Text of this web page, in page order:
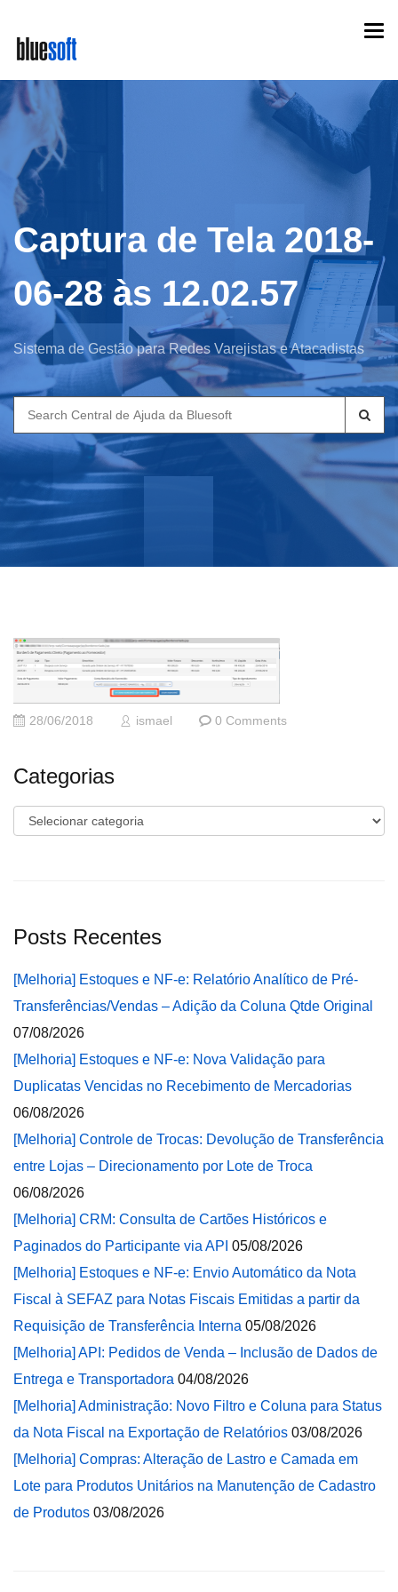
main
content
Captura de Tela 2018-
06-28 às 12.02.57
Sistema de Gestão para Redes Varejistas e Atacadistas
Search
for:
28/06/2018 ismael 0 Comments
Categorias
Categorias
Posts Recentes
[Melhoria] Estoques e NF-e: Relatório Analítico de Pré-
Transferências/Vendas – Adição da Coluna Qtde Original
07/08/2026
[Melhoria] Estoques e NF-e: Nova Validação para
Duplicatas Vencidas no Recebimento de Mercadorias
06/08/2026
[Melhoria] Controle de Trocas: Devolução de Transferência
entre Lojas – Direcionamento por Lote de Troca
06/08/2026
[Melhoria] CRM: Consulta de Cartões Históricos e
Paginados do Participante via API 05/08/2026
[Melhoria] Estoques e NF-e: Envio Automático da Nota
Fiscal à SEFAZ para Notas Fiscais Emitidas a partir da
Requisição de Transferência Interna 05/08/2026
[Melhoria] API: Pedidos de Venda – Inclusão de Dados de
Entrega e Transportadora 04/08/2026
[Melhoria] Administração: Novo Filtro e Coluna para Status
da Nota Fiscal na Exportação de Relatórios 03/08/2026
[Melhoria] Compras: Alteração de Lastro e Camada em
Lote para Produtos Unitários na Manutenção de Cadastro
de Produtos 03/08/2026